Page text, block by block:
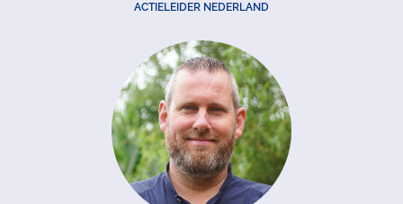
ACTIELEIDER NEDERLAND